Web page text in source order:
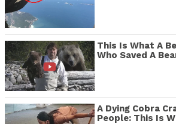
This Is What A
Who Saved A
A Dying Cobra
People: This Is